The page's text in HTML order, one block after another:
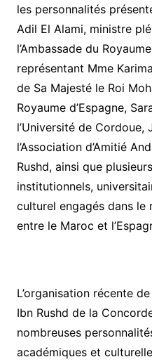
les personnalités
Adil El Alami, ministre
l’Ambassade du
représentant Mme
de Sa Majesté le Roi
Royaume d’Espagne,
l’Université de Cordoue,
l’Association d’Amitié
Rushd, ainsi que
institutionnels,
culturel engagés dans
entre le Maroc et
L’organisation récente
Ibn Rushd de la
nombreuses
académiques et